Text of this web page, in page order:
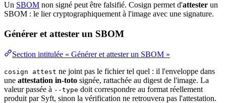
Un SBOM non signé peut être falsifié. Cosign permet d'attester un
SBOM : le lier cryptographiquement à l'image avec une signature.
Générer et attester un SBOM
Section intitulée « Générer et attester un SBOM »
cosign attest ne joint pas le fichier tel quel : il l'enveloppe dans
une attestation in-toto signée, rattachée au digest de l'image. La
valeurpassée à --type doit correspondre au format réellement
produit par Syft, sinon la vérification ne retrouvera pas l'attestation.